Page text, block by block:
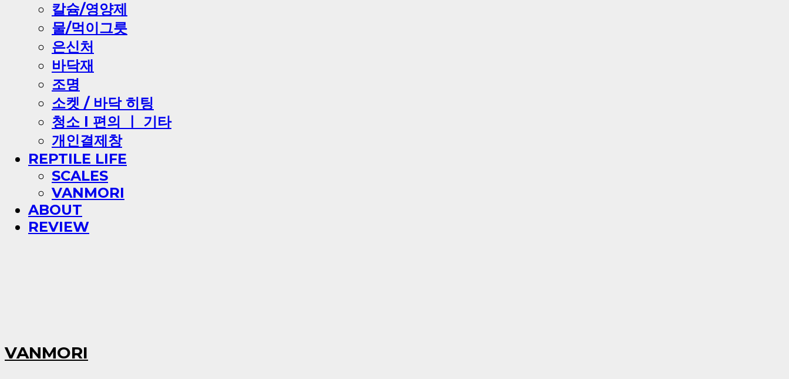
칼슘/영양제
물/먹이그릇
은신처
바닥재
조명
소켓 / 바닥 히팅
청소 l 편의 ㅣ 기타
개인결제창
REPTILE LIFE
SCALES
VANMORI
ABOUT
REVIEW
VANMORI